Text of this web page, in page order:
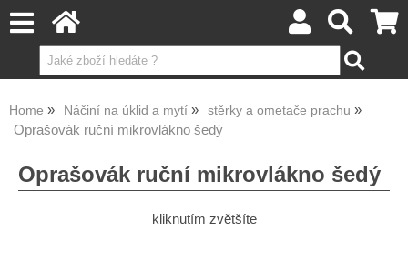
Home Náčiní na úklid a mytí stěrky a ometače prachu
Oprašovák ruční mikrovlákno šedý
Oprašovák ruční mikrovlákno šedý
kliknutím zvětšíte